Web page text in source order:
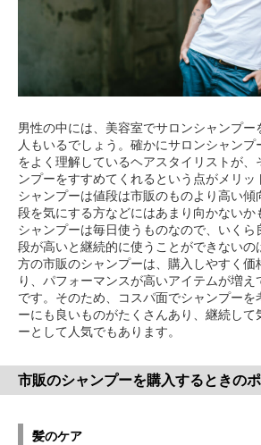
男性の中には、美容室でサロンシャンプー
人もいるでしょう。確かにサロンシャンプ
をよく理解しているヘアスタイリストが、
ンプーをすすめてくれるという点がメリッ
シャンプーは値段は市販のものより高い傾
段を気にする方などにはあまり向かないか
シャンプーは毎日使うものなので、いくら
段が高いと継続的に使うことができないの
方の市販のシャンプーは、購入しやすく価
り、パフォーマンスが高いアイテムが増え
です。そのため、コスパ面でシャンプー
ーにも良いものがたくさんあり、継続し
ーとして人気でもあります。
市販のシャンプーを購入するときの
髪のケア